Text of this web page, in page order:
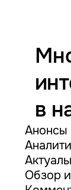
в
Анонсы
Обзор